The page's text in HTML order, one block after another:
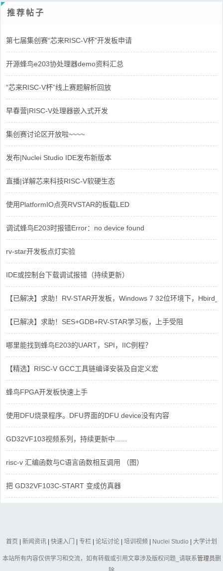
推荐帖子
第七届集创赛“芯来RISC-V杯”开发板申请
开源蜂鸟e203协处理器demo资料汇总
“芯来RISC-V杯”线上赛题解析回放
早春营|RISC-V处理器嵌入式开发
集创赛讨论区开放啦~~~~
发布|Nuclei Studio IDE发布新版本
直播|详解芯来科技RISC-V软硬生态
使用PlatformIO点亮RVSTAR的板载LED
调试蜂鸟E203时报错Error：no device found
rv-star开发板点灯实验
IDE或控制台下载调试报错（持续更新）
【已解决】求助！RV-STAR开发板，Windows 7 32位环境下，
【已解决】求助！SES+GDB+RV-STAR学习板，上手受阻
哪里能找到蜂鸟E203的UART，SPI，IIC例程？
【精选】RISC-V GCC工具链编译安装及自定义宏
蜂鸟FPGA开发板快速上手
使用DFU烧录程序。DFU界面的DFU device没有内容
GD32VF103视频系列，持续更新中......
risc-v 汇编函数与C语言函数相互调用 （图）
把 GD32VF103C-START 变成仿真器
首页 | 新闻资讯 | 快速入门 | 专栏 | 论坛讨论 | 培训视频 | Nuclei Studio | 大学计划
本站所有内容仅供学习和交流，如有转载或引用文章涉及版权问题_请联系管理员删